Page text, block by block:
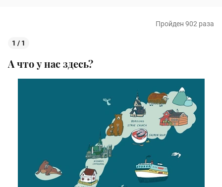
Пройден 902 раза
1 / 1
А что у нас здесь?